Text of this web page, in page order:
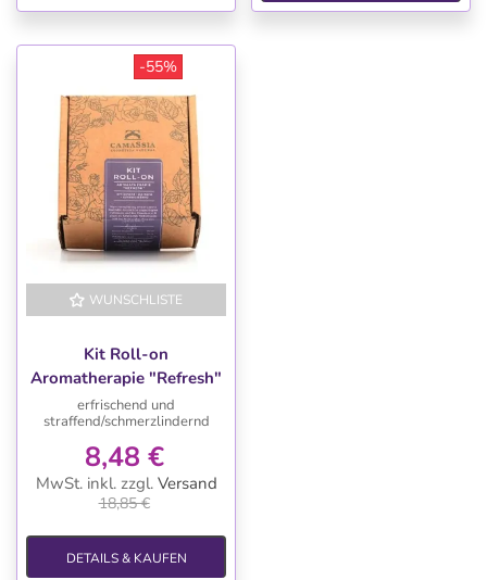
-55%
WUNSCHLISTE
Kit Roll-on
Aromatherapie "Refresh"
erfrischend und
straffend/schmerzlindernd
8,48 €
MwSt. inkl. zzgl. Versand
18,85 €
DETAILS & KAUFEN